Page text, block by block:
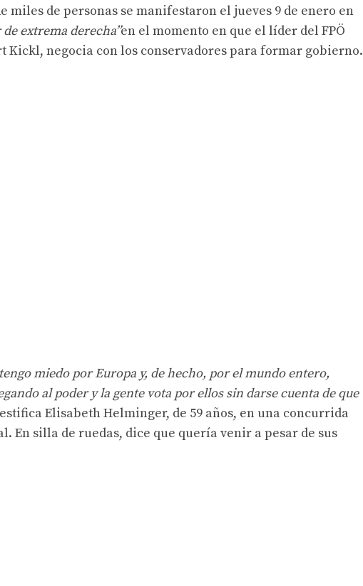
miles de personas se manifestaron el jueves 9 de enero en
extrema derecha”en el momento en que el líder del FPÖ
Kickl, negocia con los conservadores para formar gobierno.
miedo por Europa y, de hecho, por el mundo entero,
al poder y la gente vota por ellos sin darse cuenta de que
Elisabeth Helminger, de 59 años, en una concurrida
En silla de ruedas, dice que quería venir a pesar de sus